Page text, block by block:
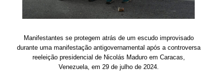
Manifestantes se protegem atrás de um escudo improvisado
durante uma manifestação antigovernamental após a controversa
reeleição presidencial de Nicolás Maduro em Caracas,
Venezuela, em 29 de julho de 2024.